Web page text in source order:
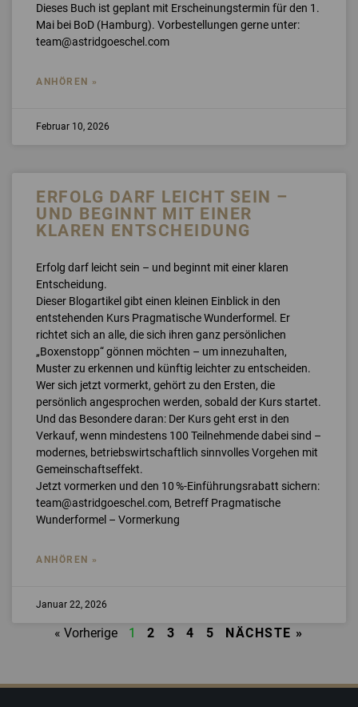
Dieses Buch ist geplant mit Erscheinungstermin für den 1.
Mai bei BoD (Hamburg). Vorbestellungen gerne unter:
team@astridgoeschel.com
ANHÖREN »
Februar 10, 2026
ERFOLG DARF LEICHT SEIN –
UND BEGINNT MIT EINER
KLAREN ENTSCHEIDUNG
Erfolg darf leicht sein – und beginnt mit einer klaren
Entscheidung.
Dieser Blogartikel gibt einen kleinen Einblick in den
entstehenden Kurs Pragmatische Wunderformel. Er
richtet sich an alle, die sich ihren ganz persönlichen
„Boxenstopp“ gönnen möchten – um innezuhalten,
Muster zu erkennen und künftig leichter zu entscheiden.
Wer sich jetzt vormerkt, gehört zu den Ersten, die
persönlich angesprochen werden, sobald der Kurs startet.
Und das Besondere daran: Der Kurs geht erst in den
Verkauf, wenn mindestens 100 Teilnehmende dabei sind –
modernes, betriebswirtschaftlich sinnvolles Vorgehen mit
Gemeinschaftseffekt.
Jetzt vormerken und den 10 %-Einführungsrabatt sichern:
team@astridgoeschel.com, Betreff Pragmatische
Wunderformel – Vormerkung
ANHÖREN »
Januar 22, 2026
« Vorherige 1 2 3 4 5 NÄCHSTE »